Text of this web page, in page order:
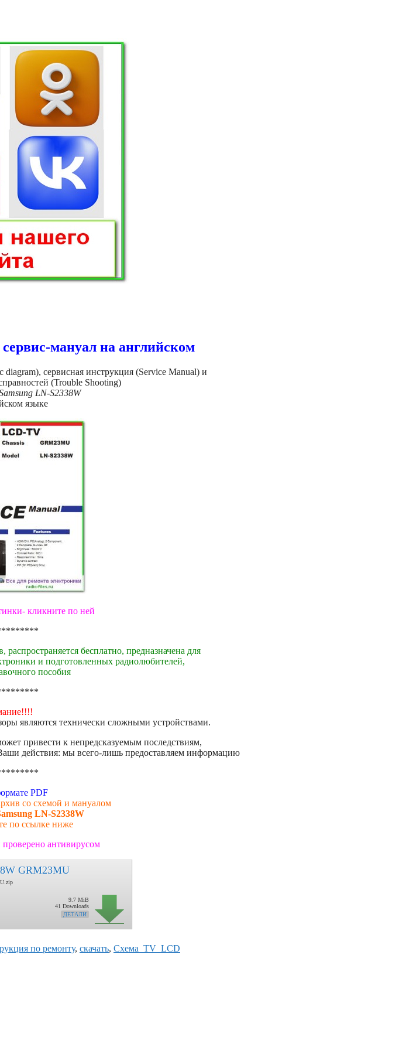
мануал на английском
сервисная инструкция (Service Manual) и
(Trouble Shooting)
LN-S2338W
языке
кликните по ней
бесплатно, предназначена для
и подготовленных радиолюбителей,
пособия
являются технически сложными устройствами.
привести к непредсказуемым последствиям,
действия: мы всего-лишь предоставляем информацию
PDF
со схемой и мануалом
LN-S2338W
по ссылке ниже
антивирусом
GRM23MU
9.7 MiB
41 Downloads
ДЕТАЛИ
по ремонту, скачать, Схема_TV_LCD